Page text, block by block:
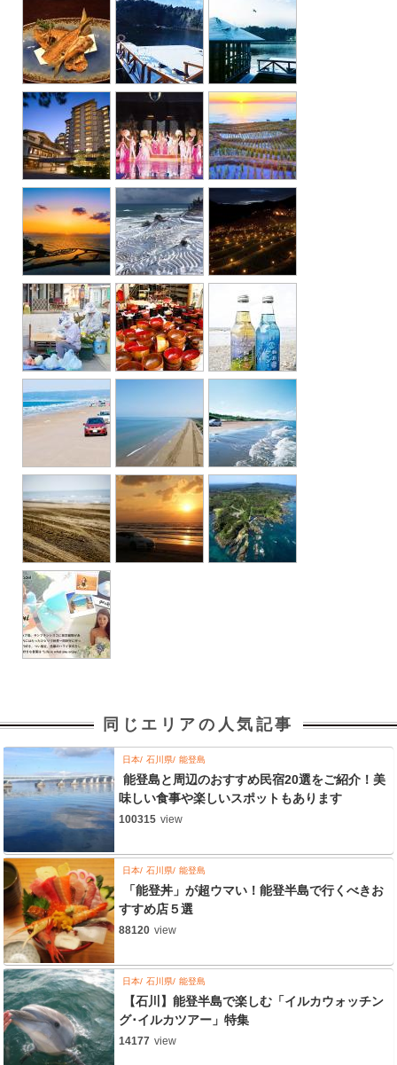
同じエリアの人気記事
日本 石川県 能登島
能登島と周辺のおすすめ民宿20選をご紹介！美
味しい食事や楽しいスポットもあります
100315 view
日本 石川県 能登島
「能登丼」が超ウマい！能登半島で行くべきお
すすめ店５選
88120 view
日本 石川県 能登島
【石川】能登半島で楽しむ「イルカウォッチン
グ･イルカツアー」特集
14177 view